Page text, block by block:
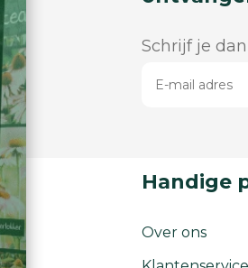
Schrijf je
Handige
Over ons